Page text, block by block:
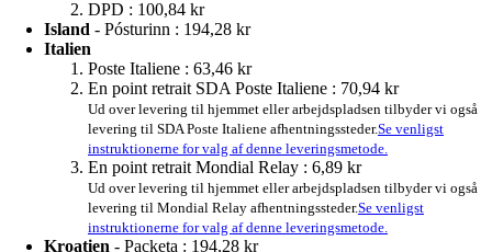
DPD : 100,84 kr
Island - Pósturinn : 194,28 kr
Italien
Poste Italiene : 63,46 kr
En point retrait SDA Poste Italiene : 70,94 kr
Ud over levering til hjemmet eller arbejdspladsen tilbyder vi også
levering til SDA Poste Italiene afhentningssteder.Se venligst
instruktionerne for valg af denne leveringsmetode.
En point retrait Mondial Relay : 6,89 kr
Ud over levering til hjemmet eller arbejdspladsen tilbyder vi også
levering til Mondial Relay afhentningssteder.Se venligst
instruktionerne for valg af denne leveringsmetode.
Kroatien - Packeta : 194,28 kr